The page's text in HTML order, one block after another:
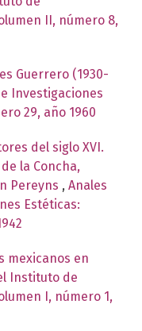
II, número 8,
Guerrero (1930-
Investigaciones
29, año 1960
del siglo XVI.
la Concha,
Pereyns , Anales
Estéticas:
mexicanos en
Instituto de
I, número 1,